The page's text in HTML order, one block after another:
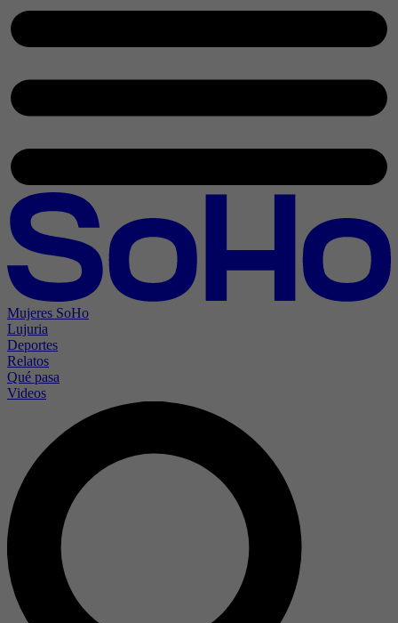
Mujeres SoHo
Lujuria
Deportes
Relatos
Qué pasa
Videos